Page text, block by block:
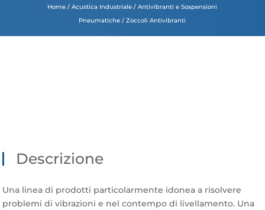
Home /Acustica Industriale /Antivibranti e Sospensioni
Pneumatiche / Zoccoli Antivibranti
Descrizione
Una linea di prodotti particolarmente idonea a risolvere
problemi di vibrazioni e nel contempo di livellamento. Una